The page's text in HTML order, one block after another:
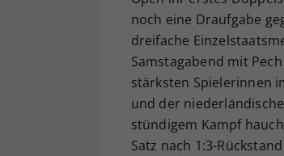
noch eine Draufgabe
dreifache
Samstagabend mit
stärksten Spielerinnen
und der
stündigem Kampf
Satz nach 1:3-